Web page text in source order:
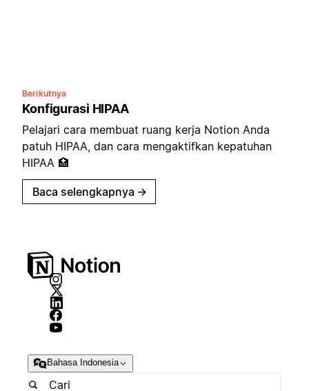
Berikutnya
Konfigurasi HIPAA
Pelajari cara membuat ruang kerja Notion Anda
patuh HIPAA, dan cara mengaktifkan kepatuhan
HIPAA 🏥
Baca selengkapnya →
Bahasa Indonesia